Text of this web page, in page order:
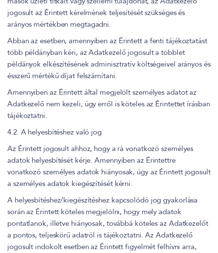
jogosult az Érintett kérelmének teljesítését szükséges és
arányos mértékben megtagadni.
Abban az esetben, amennyiben az Érintett a fenti tájékoztatást
több példányban kéri, az Adatkezelő jogosult a többlet
példányok elkészítésének adminisztratív költségeivel arányos és
ésszerű mértékű díjat felszámítani.
Amennyiben az Érintett által megjelölt személyes adatot az
Adatkezelő nem kezeli, úgy erről is köteles az Érintettet írásban
tájékoztatni.
4.2. A helyesbítéshez való jog
Az Érintett jogosult ahhoz, hogy a rá vonatkozó személyes
adatok helyesbítését kérje. Amennyiben az Érintettre
vonatkozó személyes adatok hiányosak, úgy az Érintett jogosult
a személyes adatok kiegészítését kérni.
A helyesbítéshez/kiegészítéshez kapcsolódó jog gyakorlása
során az Érintett köteles megjelölni, hogy mely adatok
pontatlanok, illetve hiányosak, továbbá köteles az Adatkezelőt
a pontos, teljeskörű adatról is tájékoztatni. Az Adatkezelő
jogosult indokolt esetben az Érintett figyelmét felhívni arra,